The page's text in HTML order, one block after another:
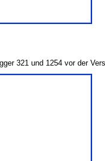
321 und 1254 vor der